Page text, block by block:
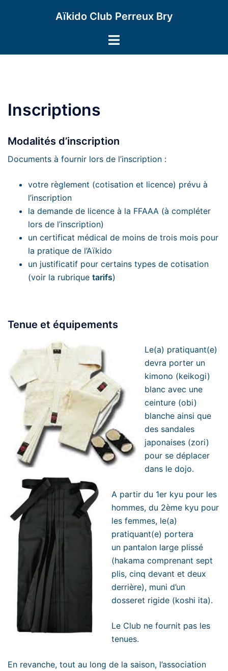
Aïkido Club Perreux Bry
Ouvrir/fermer
Inscriptions
Modalités d’inscription
Documents à fournir lors de l’inscription :
votre règlement (cotisation et licence) prévu à
l’inscription
la demande de licence à la FFAAA (à compléter
lors de l’inscription)
un certificat médical de moins de trois mois pour
la pratique de l’Aïkido
un justificatif pour certains types de cotisation
(voir la rubrique tarifs)
Tenue et équipements
Le(a) pratiquant(e)
devra porter un
kimono (keikogi)
blanc avec une
ceinture (obi)
blanche ainsi que
des sandales
japonaises (zori)
pour se déplacer
dans le dojo.
A partir du 1er kyu pour les
hommes, du 2ème kyu pour
les femmes, le(a)
pratiquant(e) portera
un pantalon large plissé
(hakama comprenant sept
plis, cinq devant et deux
derrière), muni d’un
dosseret rigide (koshi ita).
Le Club ne fournit pas les
tenues.
En revanche, tout au long de la saison, l’association